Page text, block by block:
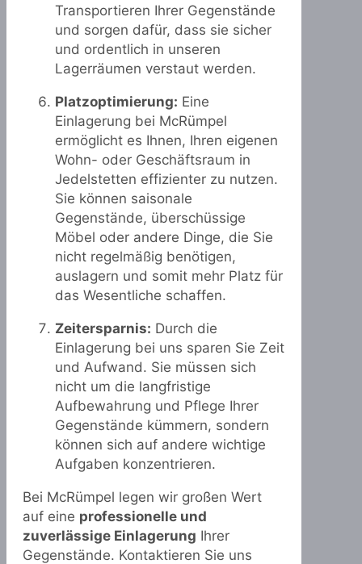
Transportieren Ihrer Gegenstände
und sorgen dafür, dass sie sicher
und ordentlich in unseren
Lagerräumen verstaut werden.
Platzoptimierung: Eine
Einlagerung bei McRümpel
ermöglicht es Ihnen, Ihren eigenen
Wohn- oder Geschäftsraum in
Jedelstetten effizienter zu nutzen.
Sie können saisonale
Gegenstände, überschüssige
Möbel oder andere Dinge, die Sie
nicht regelmäßig benötigen,
auslagern und somit mehr Platz für
das Wesentliche schaffen.
Zeitersparnis: Durch die
Einlagerung bei uns sparen Sie Zeit
und Aufwand. Sie müssen sich
nicht um die langfristige
Aufbewahrung und Pflege Ihrer
Gegenstände kümmern, sondern
können sich auf andere wichtige
Aufgaben konzentrieren.
Bei McRümpel legen wir großen Wert
auf eine professionelle und
zuverlässige Einlagerung Ihrer
Gegenstände. Kontaktieren Sie uns